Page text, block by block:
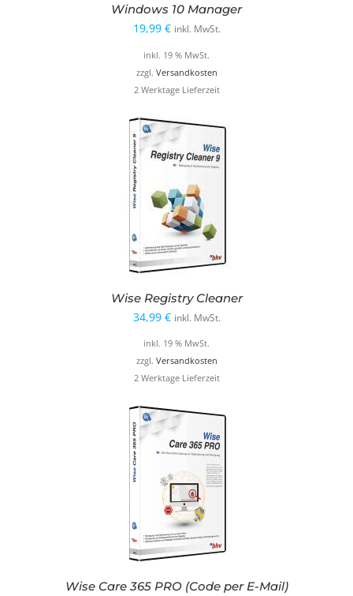
Windows 10 Manager
19,99 € inkl. MwSt.
inkl. 19 % MwSt.
zzgl. Versandkosten
2 Werktage Lieferzeit
Wise Registry Cleaner
34,99 € inkl. MwSt.
inkl. 19 % MwSt.
zzgl. Versandkosten
2 Werktage Lieferzeit
Wise Care 365 PRO (Code per E-Mail)